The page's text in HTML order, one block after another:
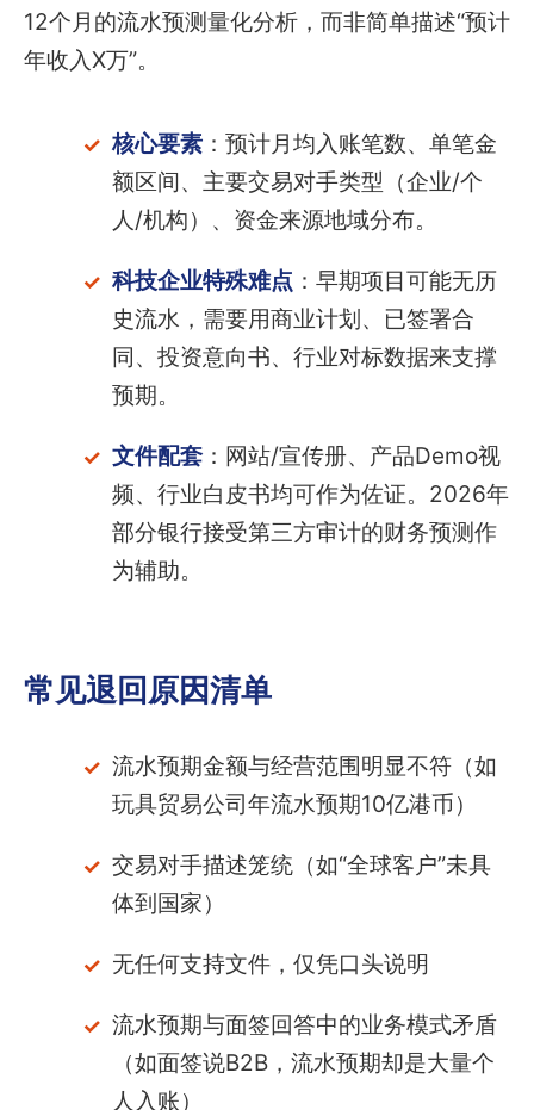
12个月的流水预测量化分析，而非简单描述“预计
年收入X万”。
核心要素：预计月均入账笔数、单笔金
额区间、主要交易对手类型（企业/个
人/机构）、资金来源地域分布。
科技企业特殊难点 ：早期项目可能无历
史流水，需要用商业计划、已签署合
同、投资意向书、行业对标数据来支撑
预期。
文件配套：网站/宣传册、产品Demo视
频、行业白皮书均可作为佐证。2026年
部分银行接受第三方审计的财务预测作
为辅助。
常见退回原因清单
流水预期金额与经营范围明显不符（如
玩具贸易公司年流水预期10亿港币）
交易对手描述笼统（如“全球客户”未具
体到国家）
无任何支持文件，仅凭口头说明
流水预期与面签回答中的业务模式矛盾
（如面签说B2B，流水预期却是大量个
人入账）